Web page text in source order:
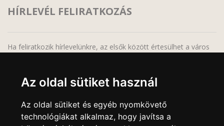
Az oldal sütiket használ
Az oldal sütiket és egyéb nyomkövető
technológiákat alkalmaz, hogy javítsa a
HÍRLEVÉL FELIRATKOZÁS
Ha feliratkozik hírlevelünkre, az elsők között értesülhet a város
A feliratkozáskor megadott adatait bizalmasan kezeljük, harmadik fél részére semmilyen
körülmények között sem adjuk át, a feliratkozás bármikor megszüntethető, bármely